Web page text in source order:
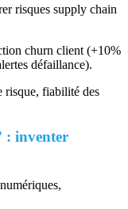
risques supply chain
churn client (+10%
défaillance).
risque, fiabilité des
: inventer